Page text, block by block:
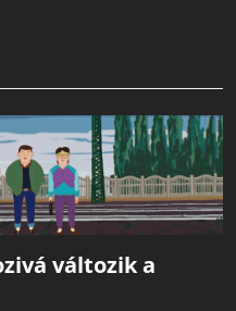
változik a